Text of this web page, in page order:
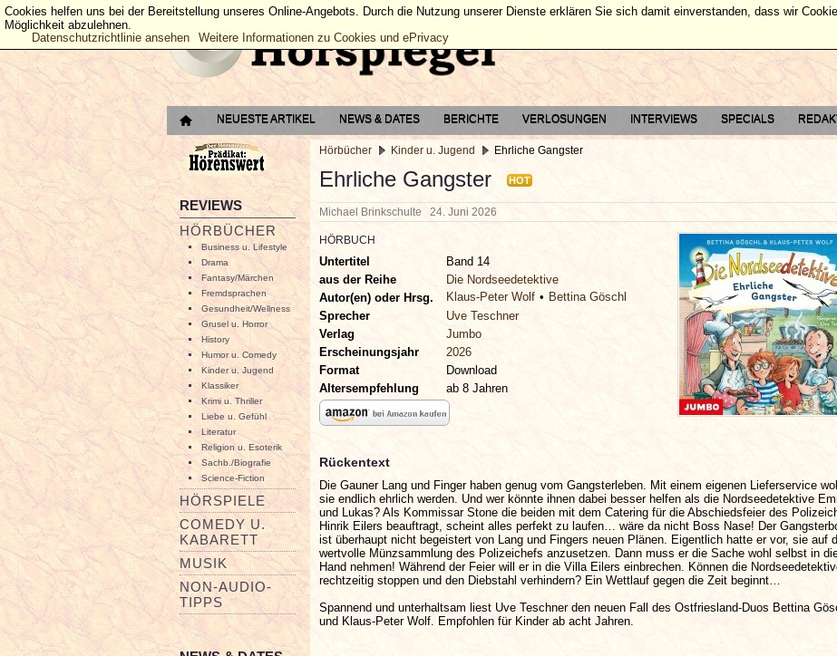
NEUESTE ARTIKEL NEWS & DATES BERICHTE VERLOSUNGEN INTERVIEWS SPECIALS
REVIEWS
HÖRBÜCHER
Business u. Lifestyle
Drama
Fantasy/Märchen
Fremdsprachen
Gesundheit/Wellness
Grusel u. Horror
History
Humor u. Comedy
Kinder u. Jugend
Klassiker
Krimi u. Thriller
Liebe u. Gefühl
Literatur
Religion u. Esoterik
Sachb./Biografie
Science-Fiction
HÖRSPIELE
COMEDY U.
KABARETT
MUSIK
NON-AUDIO-
TIPPS
Hörbücher Kinder u. Jugend Ehrliche Gangster
Ehrliche Gangster HOT
Michael Brinkschulte 24. Juni 2026
HÖRBUCH
Untertitel
Band 14
aus der Reihe
Die Nordseedetektive
Autor(en) oder Hrsg.
Klaus-Peter Wolf
Bettina Göschl
Sprecher
Uve Teschner
Verlag
Jumbo
Erscheinungsjahr
2026
Format
Download
Altersempfehlung
ab 8 Jahren
Rückentext
Die Gauner Lang und Finger haben genug vom Gangsterleben. Mit einem eigenen Lieferservice
sie endlich ehrlich werden. Und wer könnte ihnen dabei besser helfen als die Nordseedetektive
und Lukas? Als Kommissar Stone die beiden mit dem Catering für die Abschiedsfeier des
Hinrik Eilers beauftragt, scheint alles perfekt zu laufen… wäre da nicht Boss Nase! Der
ist überhaupt nicht begeistert von Lang und Fingers neuen Plänen. Eigentlich hatte er vor, sie auf
wertvolle Münzsammlung des Polizeichefs anzusetzen. Dann muss er die Sache wohl selbst in
Hand nehmen! Während der Feier will er in die Villa Eilers einbrechen. Können die
rechtzeitig stoppen und den Diebstahl verhindern? Ein Wettlauf gegen die Zeit beginnt…
Spannend und unterhaltsam liest Uve Teschner den neuen Fall des Ostfriesland-Duos Bettina
und Klaus-Peter Wolf. Empfohlen für Kinder ab acht Jahren.
Cookies helfen uns bei der Bereitstellung unseres Online-Angebots. Durch die Nutzung unserer Dienste erklären Sie sich damit einverstanden, dass wir
Möglichkeit abzulehnen.
Datenschutzrichtlinie ansehen
Weitere Informationen zu Cookies und ePrivacy